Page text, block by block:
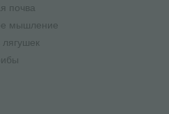
почва
мышление